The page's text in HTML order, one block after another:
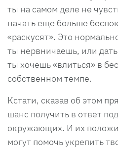
ты на самом деле не
начать еще больше
«раскусят». Это
ты нервничаешь, или
ты хочешь «влиться» в
собственном темпе.
Кстати, сказав об этом
шанс получить в ответ
окружающих. И их
могут помочь укрепить